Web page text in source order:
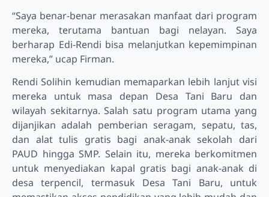
“Saya benar-benar merasakan manfaat dari program
mereka, terutama bantuan bagi nelayan. Saya
berharap Edi-Rendi bisa melanjutkan kepemimpinan
mereka,” ucap Firman.
Rendi Solihin kemudian memaparkan lebih lanjut visi
mereka untuk masa depan Desa Tani Baru dan
wilayah sekitarnya. Salah satu program utama yang
dijanjikan adalah pemberian seragam, sepatu, tas,
dan alat tulis gratis bagi anak-anak sekolah dari
PAUD hingga SMP. Selain itu, mereka berkomitmen
untuk menyediakan kapal gratis bagi anak-anak di
desa terpencil, termasuk Desa Tani Baru, untuk